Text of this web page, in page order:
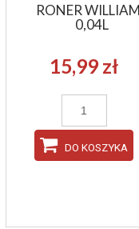
RONER
0,04L
15,99 zł
DO KOSZYKA